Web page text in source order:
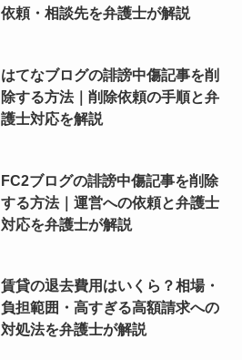
依頼・相談先を弁護士が解説
はてなブログの誹謗中傷記事を削
除する方法｜削除依頼の手順と弁
護士対応を解説
FC2ブログの誹謗中傷記事を削除
する方法｜運営への依頼と弁護士
対応を弁護士が解説
賃貸の退去費用はいくら？相場・
負担範囲・高すぎる高額請求への
対処法を弁護士が解説